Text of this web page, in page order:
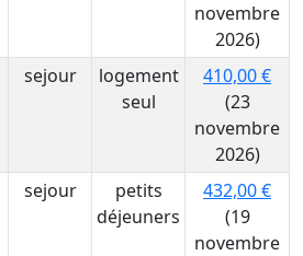
novembre
2026)
sejour
logement
seul
410,00 €
(23
novembre
2026)
sejour
petits
déjeuners
432,00 €
(19
novembre